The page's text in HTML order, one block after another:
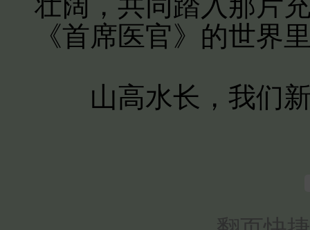
《首席医官》的世界
山高水长，我们新